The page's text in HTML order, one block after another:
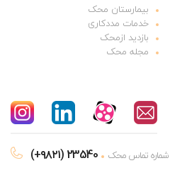
بیمارستان محک
خدمات مددکاری
بازدید ازمحک
مجله محک
(+۹۸۲۱) 23540 شماره تماس محک